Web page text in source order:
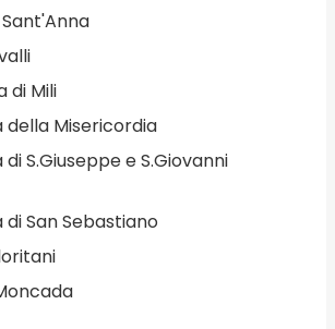
di Mili
della Misericordia
di S.Giuseppe e S.Giovanni
di San Sebastiano